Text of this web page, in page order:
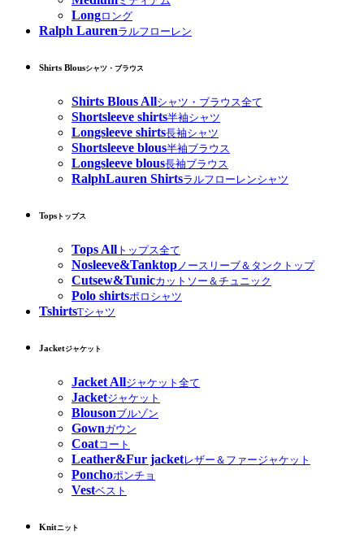
Longロング
Ralph Laurenラルフローレン
Shirts Blousシャツ・ブラウス
Shirts Blous Allシャツ・ブラウス全て
Shortsleeve shirts半袖シャツ
Longsleeve shirts長袖シャツ
Shortsleeve blous半袖ブラウス
Longsleeve blous長袖ブラウス
RalphLauren Shirtsラルフローレンシャツ
Tops トップス
Tops All トップス全て
Nosleeve&Tanktop ノースリーブ＆タンクトップ
Cutsew&Tunicカットソー＆チュニック
Polo shirtsポロシャツ
TshirtsTシャツ
Jacketジャケット
Jacket Allジャケット全て
Jacketジャケット
Blousonブルゾン
Gownガウン
Coatコート
Leather&Fur jacketレザー＆ファージャケット
Ponchoポンチョ
Vestベスト
Knitニット